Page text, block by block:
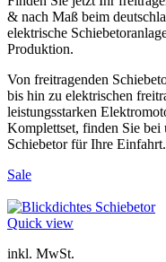
& nach Maß beim
elektrische
Produktion.
Von freitragenden
bis hin zu elektrischen
leistungsstarken
Komplettset, finden Sie bei
Schiebetor für Ihre Einfahrt.
Sale
Quick view
inkl. MwSt.